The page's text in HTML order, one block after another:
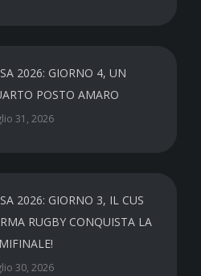
2026: GIORNO 4, UN
POSTO AMARO
31, 2026
2026: GIORNO 3, IL CUS
RUGBY CONQUISTA LA
30, 2026